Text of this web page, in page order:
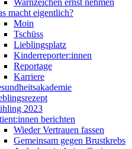
Warnzeichen ernst nehmen
macht eigentlich?
Moin
Tschüss
Lieblingsplatz
Kinderreporter:innen
Reportage
Karriere
2023
berichten
Wieder Vertrauen fassen
Gemeinsam gegen Brustkrebs